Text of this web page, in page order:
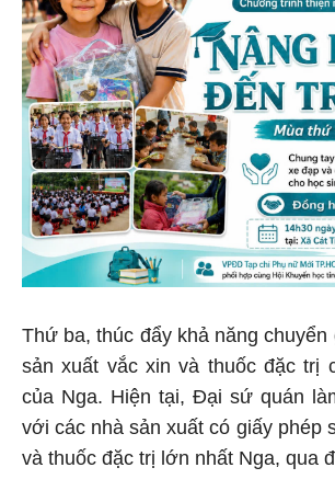
Thứ ba, thúc đẩy khả năng chuyển
sản xuất vắc xin và thuốc đặc trị
của Nga. Hiện tại, Đại sứ quán
với các nhà sản xuất có giấy phép
và thuốc đặc trị lớn nhất Nga, qua